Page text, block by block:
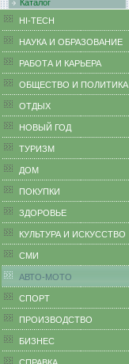
Каталог
HI-TECH
НАУКА И ОБРАЗОВАНИЕ
РАБОТА И КАРЬЕРА
ОБЩЕСТВО И ПОЛИТИКА
ОТДЫХ
НОВЫЙ ГОД
ТУРИЗМ
ДОМ
ПОКУПКИ
ЗДОРОВЬЕ
КУЛЬТУРА И ИСКУССТВО
СМИ
АВТО-МОТО
СПОРТ
ПРОИЗВОДСТВО
БИЗНЕС